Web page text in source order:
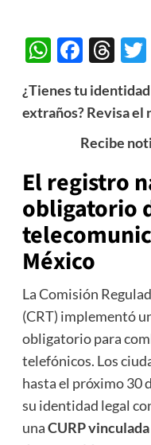
¿Tienes tu
extraños? Revisa el
Recibe
El registro
obligatorio
México
La Comisión
(CRT) implementó
obligatorio para
telefónicos. Los
hasta el próximo 30
su identidad legal
unaCURP